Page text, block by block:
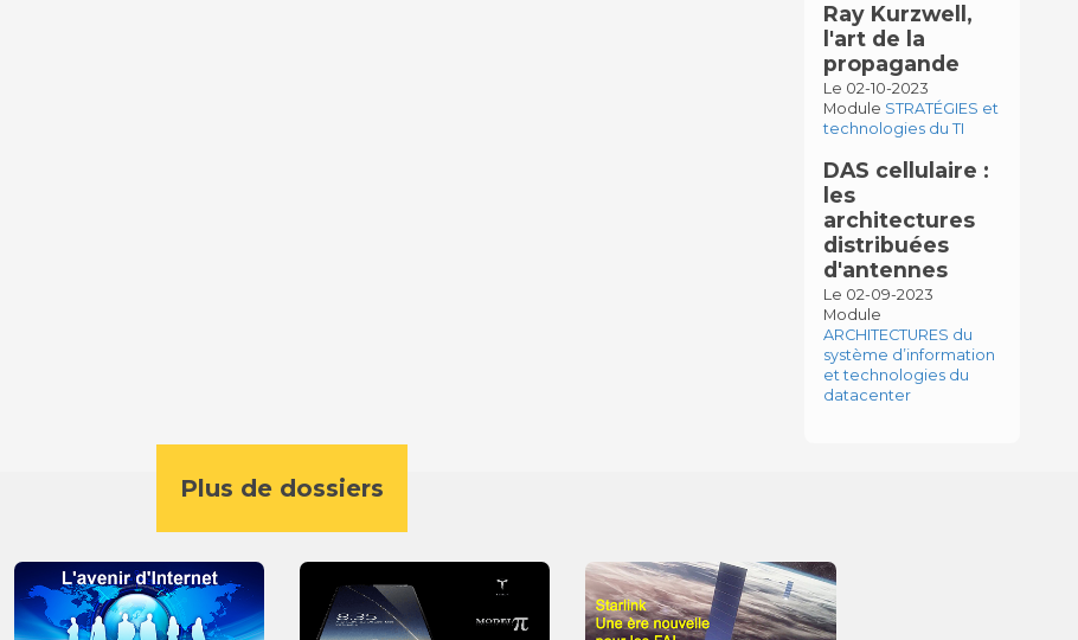
Ray Kurzwell,
l'art de la
propagande
Le 02-10-2023
Module STRATÉGIES et
technologies du TI
DAS cellulaire :
les
architectures
distribuées
d'antennes
Le 02-09-2023
Module
ARCHITECTURES du
système d’information
et technologies du
datacenter
Plus de dossiers